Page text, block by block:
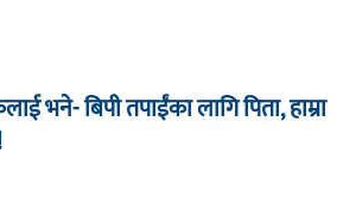
भने- बिपी तपाईंका लागि पिता, हाम्रा